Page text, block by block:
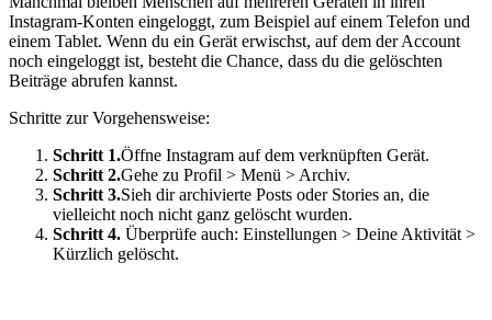
Instagram-Konten eingeloggt, zum Beispiel auf einem Telefon und
einem Tablet. Wenn du ein Gerät erwischst, auf dem der Account
noch eingeloggt ist, besteht die Chance, dass du die gelöschten
Beiträge abrufen kannst.
Schritte zur Vorgehensweise:
Schritt 1.Öffne Instagram auf dem verknüpften Gerät.
Schritt 2.Gehe zu Profil > Menü > Archiv.
Schritt 3.Sieh dir archivierte Posts oder Stories an, die
vielleicht noch nicht ganz gelöscht wurden.
Schritt 4. Überprüfe auch: Einstellungen > Deine Aktivität >
Kürzlich gelöscht.